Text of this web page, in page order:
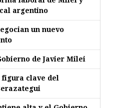
argentino
un nuevo
de Javier Milei
figura clave del